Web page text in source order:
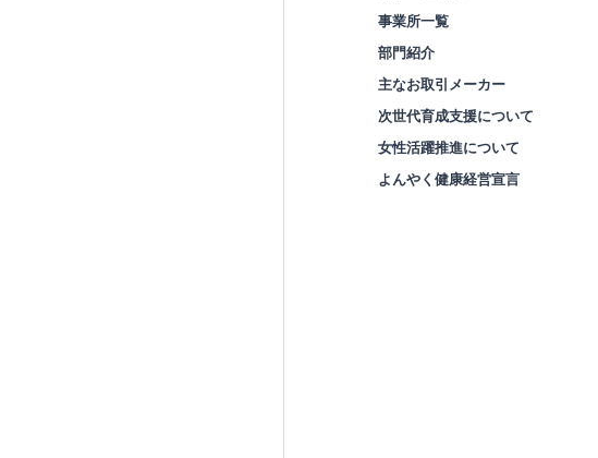
事業所一覧
部門紹介
主なお取引メーカー
次世代育成支援について
女性活躍推進について
よんやく健康経営宣言